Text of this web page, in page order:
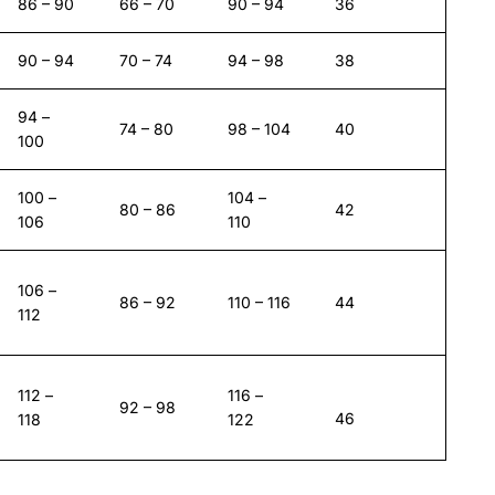
86 – 90 66 – 70 90 – 94 36
90 – 94 70 – 74 94 – 98 38
94 –
100
74 – 80 98 – 104 40
100 –
106
80 – 86
104 –
110
42
106 –
112
86 – 92 110 – 116 44
112 –
118
92 – 98
116 –
122
46